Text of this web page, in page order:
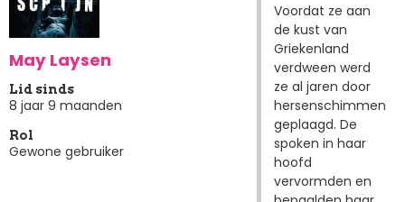
May Laysen
Lid sinds
8 jaar 9 maanden
Rol
Gewone gebruiker
Voordat ze aan
de kust van
Griekenland
verdween werd
ze al jaren door
hersenschimmen
geplaagd. De
spoken in haar
hoofd
vervormden en